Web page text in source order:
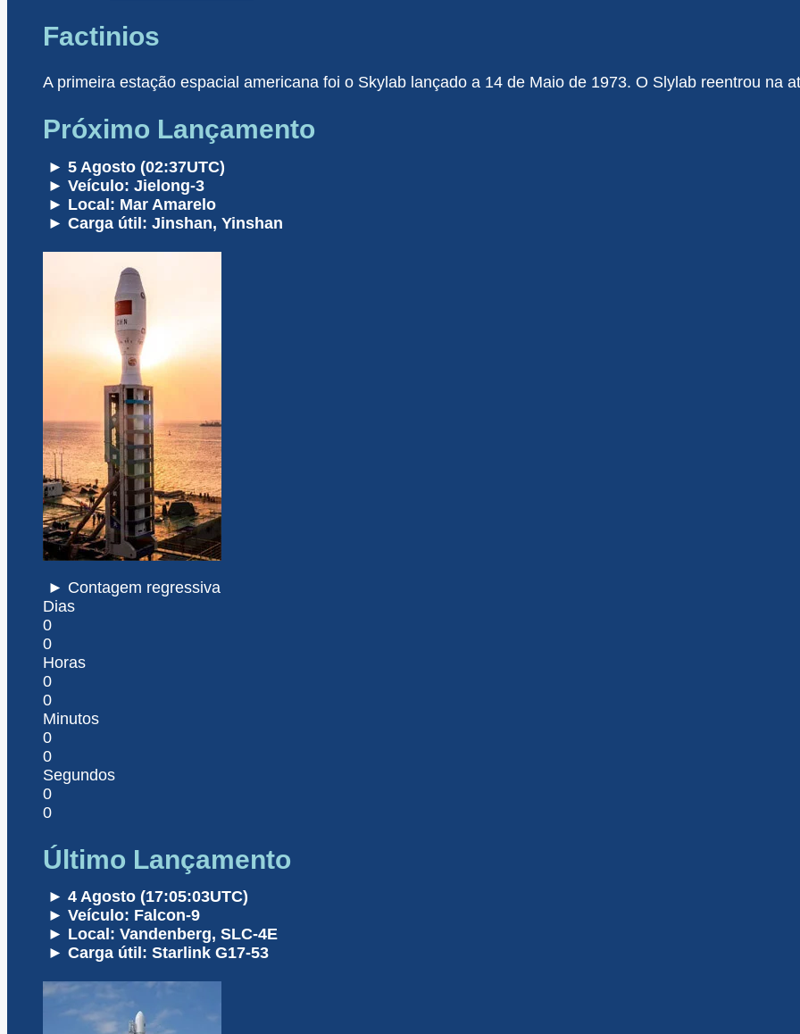
Factinios
A primeira estação espacial americana foi o Skylab lançado a 14 de Maio de 1973. O Slylab reentrou na
Próximo Lançamento
► 5 Agosto (02:37UTC)
► Veículo: Jielong-3
► Local: Mar Amarelo
► Carga útil: Jinshan, Yinshan
► Contagem regressiva
Dias
0
0
Horas
0
0
Minutos
0
0
Segundos
0
0
Último Lançamento
► 4 Agosto (17:05:03UTC)
► Veículo: Falcon-9
► Local: Vandenberg, SLC-4E
► Carga útil: Starlink G17-53